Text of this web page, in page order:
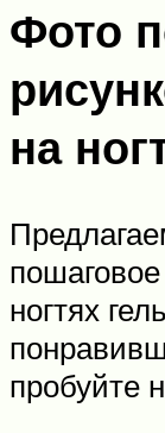
Фото
на
ногтях
пробуйте